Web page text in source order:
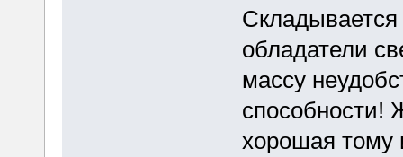
Складывается
обладатели
массу
способности!
хорошая